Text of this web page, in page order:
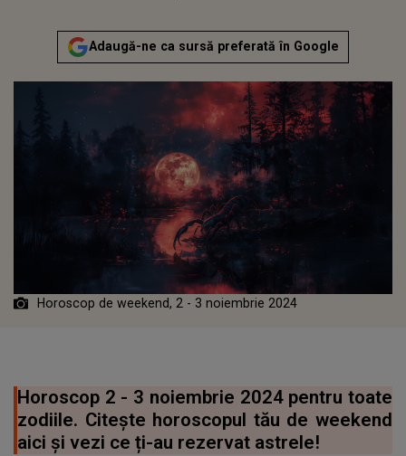
Adaugă-ne ca sursă preferată în Google
Horoscop de weekend, 2 - 3 noiembrie 2024
Horoscop 2 - 3 noiembrie 2024 pentru toate
zodiile. Citește horoscopul tău de weekend
aici și vezi ce ți-au rezervat astrele!